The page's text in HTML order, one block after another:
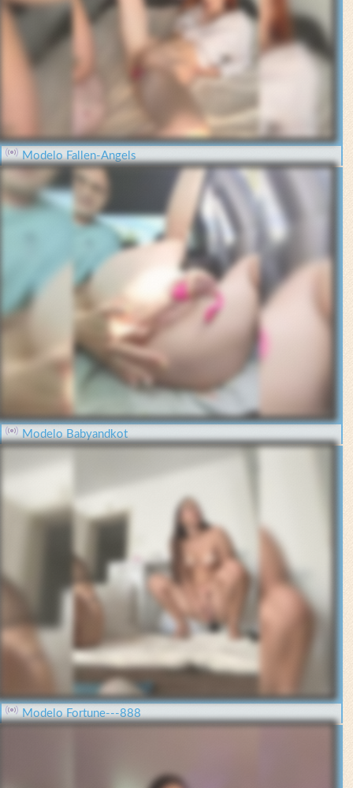
Modelo Fallen-Angels
Modelo Babyandkot
Modelo Fortune---888